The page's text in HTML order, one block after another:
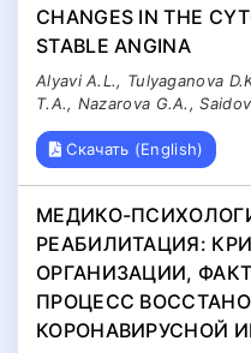
CHANGES IN THE
STABLE ANGINA
Alyavi A.L., Tulyaganova
T.A., Nazarova G.A.,
Скачать (English)
МЕДИКО-
РЕАБИЛИТАЦИЯ:
ОРГАНИЗАЦИИ,
ПРОЦЕСС
КОРОНАВИРУСНОЙ